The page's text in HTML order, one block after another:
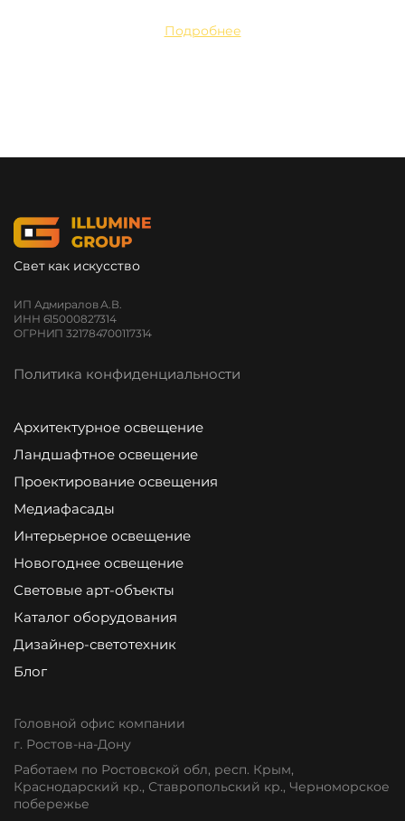
Подробнее
Свет как искусство
ИП Адмиралов А.В.
ИНН 615000827314
ОГРНИП 321784700117314
Политика конфиденциальности
Архитектурное освещение
Ландшафтное освещение
Проектирование освещения
Медиафасады
Интерьерное освещение
Новогоднее освещение
Световые арт-объекты
Каталог оборудования
Дизайнер-светотехник
Блог
Головной офис компании
г. Ростов-на-Дону
Работаем по Ростовской обл, респ. Крым,
Краснодарский кр., Ставропольский кр., Черноморское
побережье